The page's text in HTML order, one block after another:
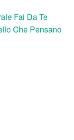
Fai Da Te
Che Pensano